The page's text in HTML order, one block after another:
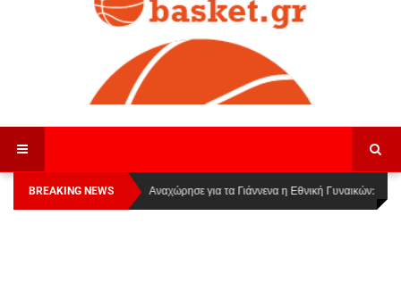
BREAKING NEWS
Οι Πάνθηρες Καβάλας στην Women Basketball
League 1
Αναχώρησε για τα Γιάννενα η Εθνική Γυναικών: